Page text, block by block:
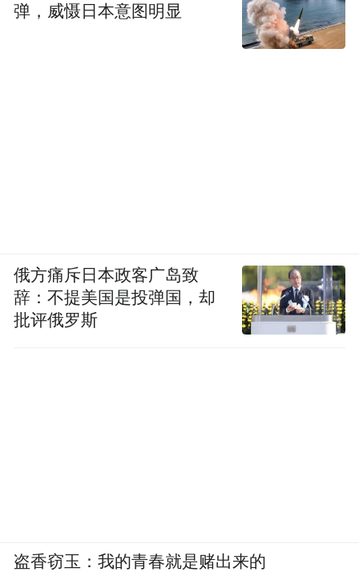
弹，威慑日本意图明显
俄方痛斥日本政客广岛致
辞：不提美国是投弹国，却
批评俄罗斯
盗香窃玉：我的青春就是赌出来的